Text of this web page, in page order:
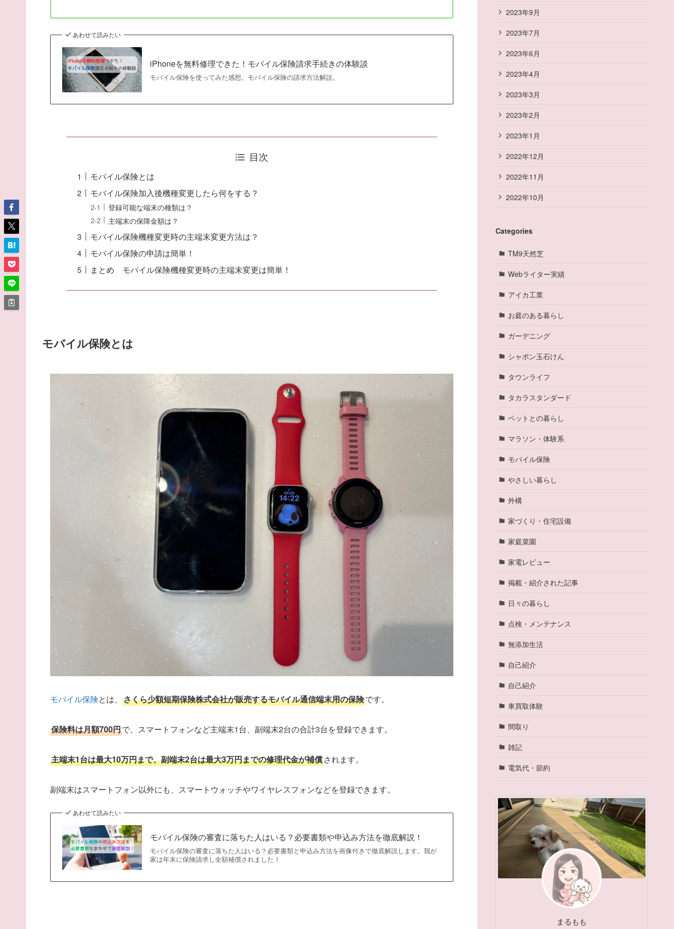
あわせて読みたい
iPhoneを無料修理できた！モバイル保険請求手続きの体験談
モバイル保険を使ってみた感想。モバイル保険の請求方法解説。
目次
モバイル保険とは
モバイル保険加入後機種変更したら何をする？
登録可能な端末の種類は？
主端末の保障金額は？
モバイル保険機種変更時の主端末変更方法は？
モバイル保険の申請は簡単！
まとめ モバイル保険機種変更時の主端末変更は簡単！
モバイル保険とは
モバイル保険とは、 さくら少額短期保険株式会社が販売するモバイル通信端末用の保険です。
保険料は月額700円で、スマートフォンなど主端末1台、副端末2台の合計3台を登録できます。
主端末1台は最大10万円まで、副端末2台は最大3万円までの修理代金が補償されます。
副端末はスマートフォン以外にも、スマートウォッチやワイヤレスフォンなどを登録できます。
あわせて読みたい
モバイル保険の審査に落ちた人はいる？必要書類や申込み方法を徹底解説！
モバイル保険の審査に落ちた人はいる？必要書類と申込み方法を画像付きで徹底解説します。我が
家は年末に保険請求し全額補償されました！
2023年9月
2023年7月
2023年6月
2023年4月
2023年3月
2023年2月
2023年1月
2022年12月
2022年11月
2022年10月
Categories
TM9天然芝
Webライター実績
アイカ工業
お庭のある暮らし
ガーデニング
シャボン玉石けん
タウンライフ
タカラスタンダード
ペットとの暮らし
マラソン・体験系
モバイル保険
やさしい暮らし
外構
家づくり・住宅設備
家庭菜園
家電レビュー
掲載・紹介された記事
日々の暮らし
点検・メンテナンス
無添加生活
自己紹介
自己紹介
車買取体験
間取り
雑記
電気代・節約
まるもも